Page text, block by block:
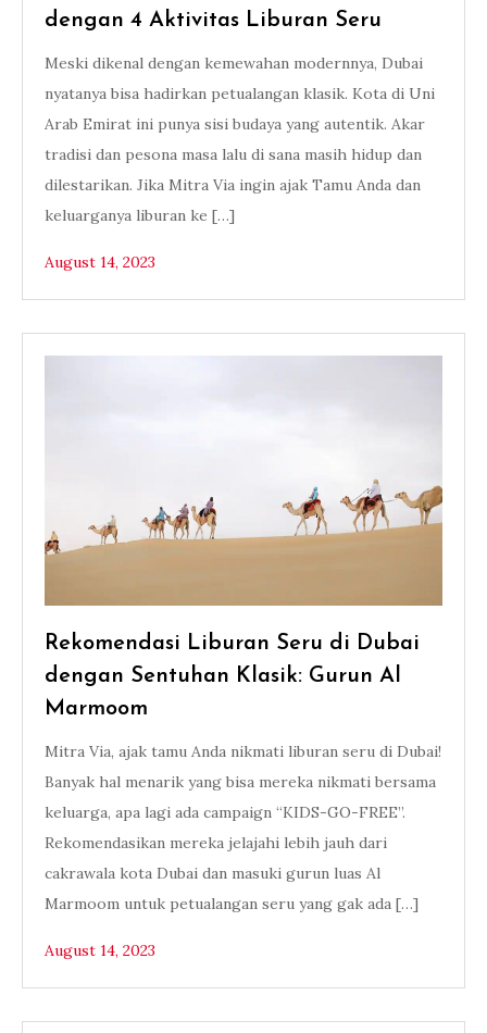
dengan 4 Aktivitas Liburan Seru
Meski dikenal dengan kemewahan modernnya, Dubai
nyatanya bisa hadirkan petualangan klasik. Kota di Uni
Arab Emirat ini punya sisi budaya yang autentik. Akar
tradisi dan pesona masa lalu di sana masih hidup dan
dilestarikan. Jika Mitra Via ingin ajak Tamu Anda dan
keluarganya liburan ke […]
August 14, 2023
Rekomendasi Liburan Seru di Dubai
dengan Sentuhan Klasik: Gurun Al
Marmoom
Mitra Via, ajak tamu Anda nikmati liburan seru di Dubai!
Banyak hal menarik yang bisa mereka nikmati bersama
keluarga, apa lagi ada campaign “KIDS-GO-FREE”.
Rekomendasikan mereka jelajahi lebih jauh dari
cakrawala kota Dubai dan masuki gurun luas Al
Marmoom untuk petualangan seru yang gak ada […]
August 14, 2023